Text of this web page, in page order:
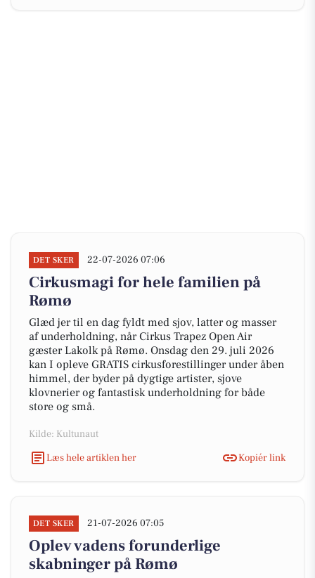
DET SKER 22-07-2026 07:06
Cirkusmagi for hele familien på
Rømø
Glæd jer til en dag fyldt med sjov, latter og masser
af underholdning, når Cirkus Trapez Open Air
gæster Lakolk på Rømø. Onsdag den 29. juli 2026
kan I opleve GRATIS cirkusforestillinger under åben
himmel, der byder på dygtige artister, sjove
klovnerier og fantastisk underholdning for både
store og små.
Kilde: Kultunaut
Læs hele artiklen her
Kopiér link
DET SKER 21-07-2026 07:05
Oplev vadens forunderlige
skabninger på Rømø